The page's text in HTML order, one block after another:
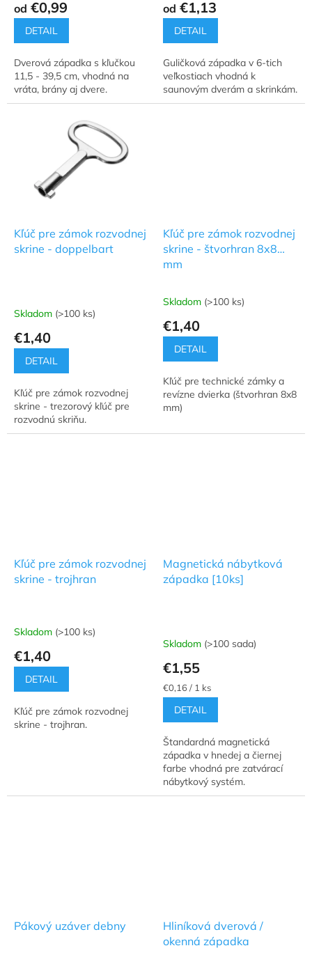
produktu
5,0
5
hviezdičiek.
od €0,99
DETAIL
Dverová západka s kľučkou
11,5 - 39,5 cm, vhodná na
vráta, brány aj dvere.
produktu
5,0
5
hviezdičiek.
od €1,13
DETAIL
Guličková západka v 6-tich
veľkostiach vhodná k
saunovým dverám a skrinkám.
Kľúč pre zámok rozvodnej
skrine - doppelbart
Skladom (>100 ks)
€1,40
DETAIL
Kľúč pre zámok rozvodnej
skrine - trezorový kľúč pre
rozvodnú skriňu.
Kľúč pre zámok rozvodnej
skrine - štvorhran 8x8
mm
Priemerné
produktu
5,0
5
hviezdičiek.
Skladom (>100 ks)
€1,40
DETAIL
Kľúč pre technické zámky a
revízne dvierka (štvorhran 8x8
mm)
Kľúč pre zámok rozvodnej
skrine - trojhran
Priemerné
produktu
5,0
5
hviezdičiek.
Skladom (>100 ks)
€1,40
DETAIL
Kľúč pre zámok rozvodnej
skrine - trojhran.
Magnetická nábytková
západka [10ks]
Skladom (>100 sada)
€1,55
Jednotková
cena:
€0,16 / 1 ks
DETAIL
Štandardná magnetická
západka v hnedej a čiernej
farbe vhodná pre zatvárací
nábytkový systém.
Pákový uzáver debny
Hliníková dverová /
okenná západka